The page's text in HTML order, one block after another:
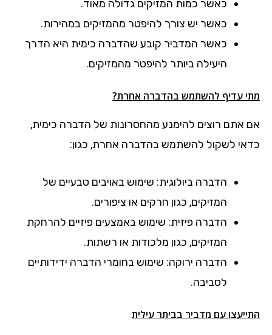
כאשר כמות המזיקים גדולה מאוד.
כאשר יש צורך להיפטר מהמזיקים במהירות.
כאשר המדביר קובע שהדברה כימית היא הדרך
היעילה ביותר להיפטר מהמזיקים.
מתי עדיף להשתמש בהדברה אחרת?
אם אתם רוצים להימנע מהחסרונות של הדברה כימית,
כדאי לשקול להשתמש בהדברה אחרת, כגון:
הדברה ביולוגית: שימוש באויבים טבעיים של
המזיקים, כגון חרקים או ציפורים.
הדברה פיזית: שימוש באמצעים פיזיים להרחקת
המזיקים, כגון מלכודות או רשתות.
הדברה ירוקה: שימוש בחומרי הדברה ידידותיים
לסביבה.
התייעצו עם מדביר בביתר עילית